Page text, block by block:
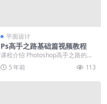
平面设计
Ps高手之路基础篇视频教程
课程介绍 Photoshop高手之路的基
础篇，全面覆盖了Photoshop的基
础...5 年前 113